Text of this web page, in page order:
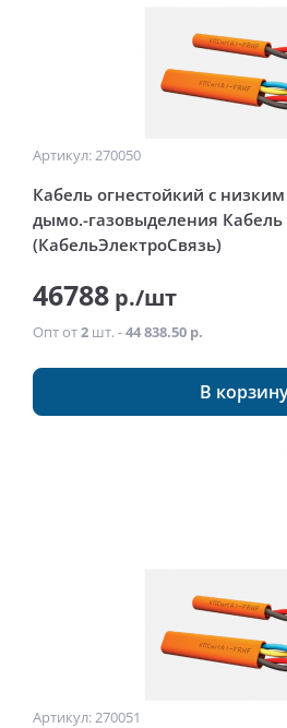
Артикул: 270050
Кабель огнестойкий с
дымо.-газовыделения Кабель
(КабельЭлектроСвязь)
46788 р./шт
Опт от2 шт. -44 838.50 р.
В
Артикул: 270051